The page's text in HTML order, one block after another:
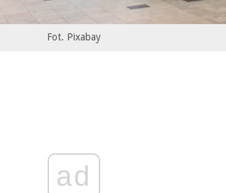
Fot. Pixabay
ad